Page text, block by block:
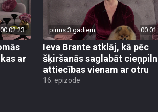
00:02:23
ar
pirms 3 gadiem
Ieva Brante atklāj, kā pēc
šķiršanās saglabāt
attiecības vienam ar otru
16. epizode